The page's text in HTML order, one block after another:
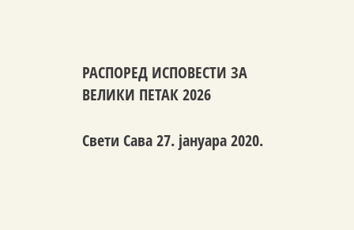
РАСПОРЕД ИСПОВЕСТИ ЗА
ВЕЛИКИ ПЕТАК 2026
Свети Сава 27. јануара 2020.